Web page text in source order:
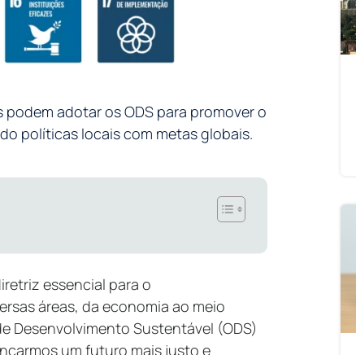
adotar os ODS para promover o
políticas locais com metas globais.
essencial para o
áreas, da economia ao meio
Desenvolvimento Sustentável (ODS)
um futuro mais justo e